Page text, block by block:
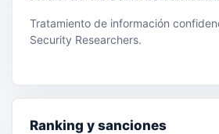
Tratamiento de información
Security Researchers.
Ranking y sanciones